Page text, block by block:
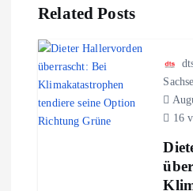
a
g
s
Related Posts
16